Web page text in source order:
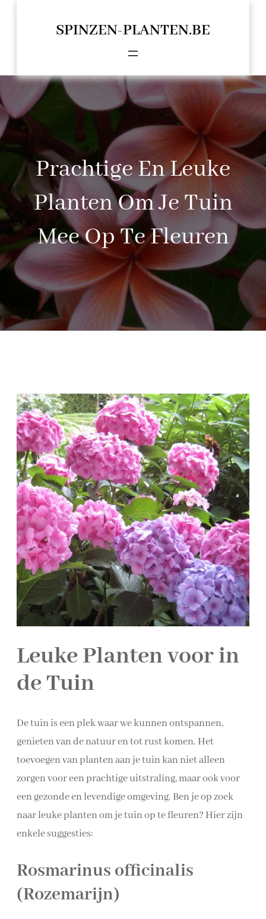
SPINZEN-PLANTEN.BE
Prachtige En Leuke
Planten Om Je Tuin
Mee Op Te Fleuren
Leuke Planten voor in
de Tuin
De tuin is een plek waar we kunnen ontspannen,
genieten van de natuur en tot rust komen. Het
toevoegen van planten aan je tuin kan niet alleen
zorgen voor een prachtige uitstraling, maar ook voor
een gezonde en levendige omgeving. Ben je op zoek
naar leuke planten om je tuin op te fleuren? Hier zijn
enkele suggesties:
Rosmarinus officinalis
(Rozemarijn)